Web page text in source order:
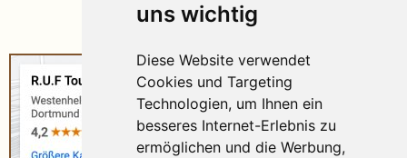
uns wichtig
Diese Website verwendet
Cookies und Targeting
Technologien, um Ihnen ein
besseres Internet-Erlebnis zu
ermöglichen und die Werbung,